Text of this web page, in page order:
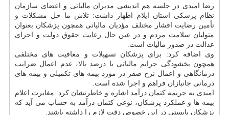
رضا امیدی در جلسه هم اندیشی مدیران مالیاتی و اعضای سازمان
نظام پزشكی استان ایلام اظهار داشت: تلاش ما حل مشكلات و
تأمین رضایت اقشار مختلف مؤدیان مالیاتی همچون پزشكان بعنوان
متولیان سلامت مردم و در عین حال رعایت حقوق دولت و اجرای
عدالت در صدور مالیات است.
وی اضافه كرد: برای پزشكان تسهیلات و معافیت های مختلفی
همچون بخشودگی جرایم مالیاتی با درصد بالا، عدم اعمال ضرایب
درمانگاهی و اعمال نرخ صفر در مورد بیمه های تكمیلی و بیمه های
درمانی جانبازان فراهم و اجرا شده است.
امیدی به جریمه كتمان درآمد اشاره و خاطرنشان كرد: مغایرت اعلام
بیمه ها و عملكرد پزشكان، نوعی كتمان درآمد به حساب می آید كه
پزشكان بایستی در این خصوص دقت لازم را داشته باشند.